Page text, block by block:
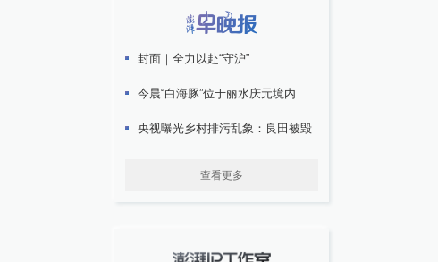
封面｜全力以赴“守沪”
今晨“白海豚”位于丽水庆元境内
央视曝光乡村排污乱象：良田被毁
查看更多